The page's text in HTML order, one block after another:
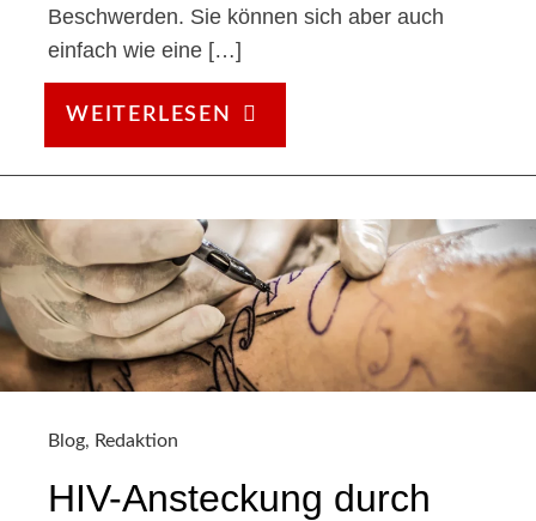
Beschwerden. Sie können sich aber auch
einfach wie eine […]
WEITERLESEN
&
Blog, Redaktion
HIV-Ansteckung durch